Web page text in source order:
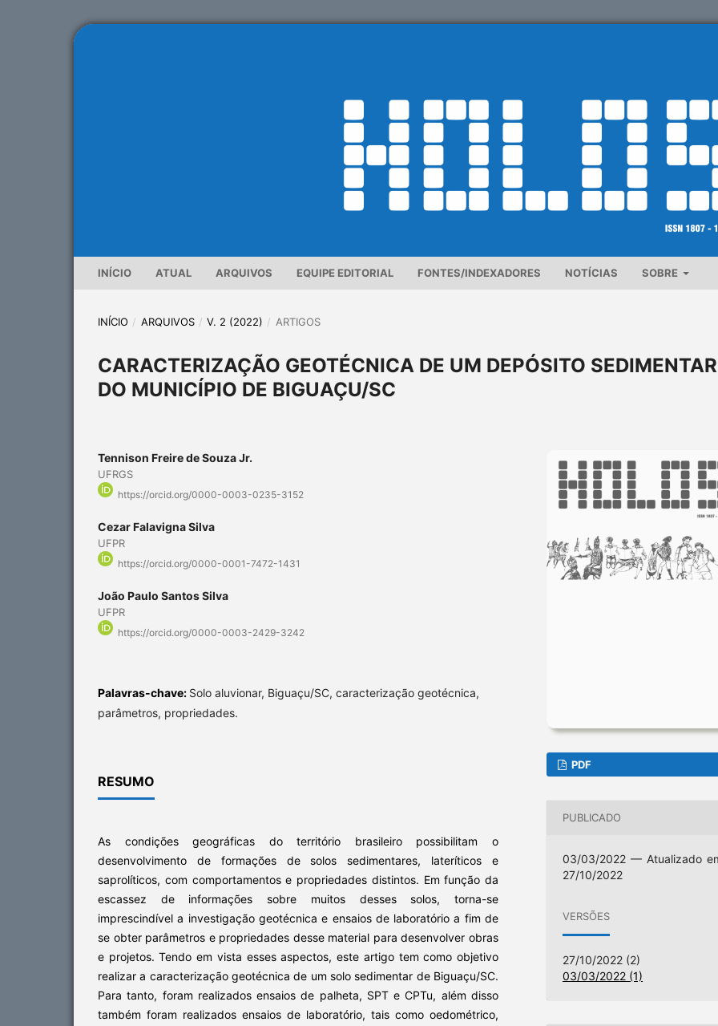
INÍCIO ATUAL ARQUIVOS EQUIPE EDITORIAL FONTES/INDEXADORES NOTÍCIAS SOBRE
INÍCIO / ARQUIVOS / V. 2 (2022) / ARTIGOS
CARACTERIZAÇÃO GEOTÉCNICA DE UM DEPÓSITO SEDIMENTAR
DO MUNICÍPIO DE BIGUAÇU/SC
Tennison Freire de Souza Jr.
UFRGS
https://orcid.org/0000-0003-0235-3152
Cezar Falavigna Silva
UFPR
https://orcid.org/0000-0001-7472-1431
João Paulo Santos Silva
UFPR
https://orcid.org/0000-0003-2429-3242
Palavras-chave: Solo aluvionar, Biguaçu/SC, caracterização geotécnica,
parâmetros, propriedades.
RESUMO
As condições geográficas do território brasileiro possibilitam o
desenvolvimento de formações de solos sedimentares, lateríticos e
saprolíticos, com comportamentos e propriedades distintos. Em função da
escassez de informações sobre muitos desses solos, torna-se
imprescindível a investigação geotécnica e ensaios de laboratório a fim de
se obter parâmetros e propriedades desse material para desenvolver obras
e projetos. Tendo em vista esses aspectos, este artigo tem como objetivo
realizar a caracterização geotécnica de um solo sedimentar de Biguaçu/SC.
Para tanto, foram realizados ensaios de palheta, SPT e CPTu, além disso
também foram realizados ensaios de laboratório, tais como oedométrico,
PDF
PUBLICADO
03/03/2022 — Atualizado
27/10/2022
VERSÕES
27/10/2022 (2)
03/03/2022 (1)